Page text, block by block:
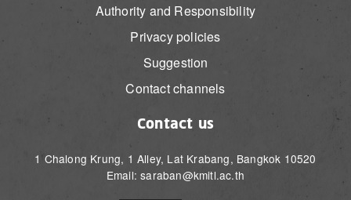
Authority and Responsibility
Privacy policies
Suggestion
Contact channels
Contact us
1 Chalong Krung, 1 Alley, Lat Krabang, Bangkok 10520
Email: saraban@kmitl.ac.th